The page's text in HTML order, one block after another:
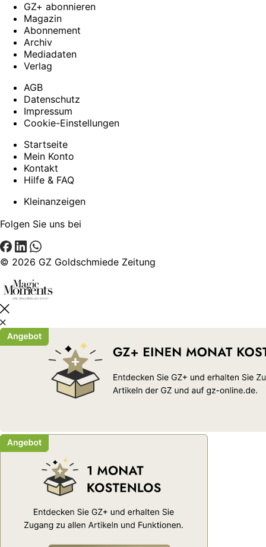
GZ+ abonnieren
Magazin
Abonnement
Archiv
Mediadaten
Verlag
AGB
Datenschutz
Impressum
Cookie-Einstellungen
Startseite
Mein Konto
Kontakt
Hilfe & FAQ
Kleinanzeigen
Folgen Sie uns bei
© 2026 GZ Goldschmiede Zeitung
Schließen